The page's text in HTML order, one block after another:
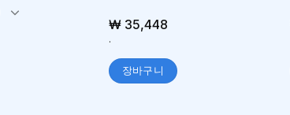
₩ 35,448
.
장바구니